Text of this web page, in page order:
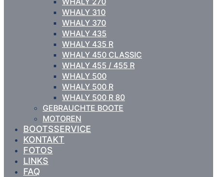
WHALY 310
WHALY 370
WHALY 435
WHALY 435 R
WHALY 450 CLASSIC
WHALY 455 / 455 R
WHALY 500
WHALY 500 R
WHALY 500 R 80
GEBRAUCHTE BOOTE
MOTOREN
BOOTSSERVICE
KONTAKT
FOTOS
LINKS
FAQ